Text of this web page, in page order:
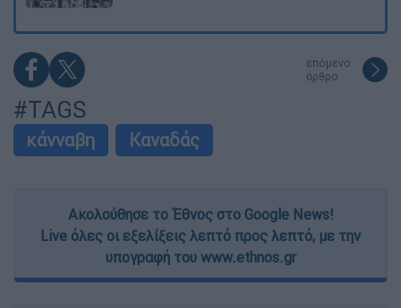
επόμενο
άρθρο
#TAGS
κάνναβη Καναδάς
Ακολούθησε το Έθνος στο Google News!
Live όλες οι εξελίξεις λεπτό προς λεπτό, με την
υπογραφή του www.ethnos.gr